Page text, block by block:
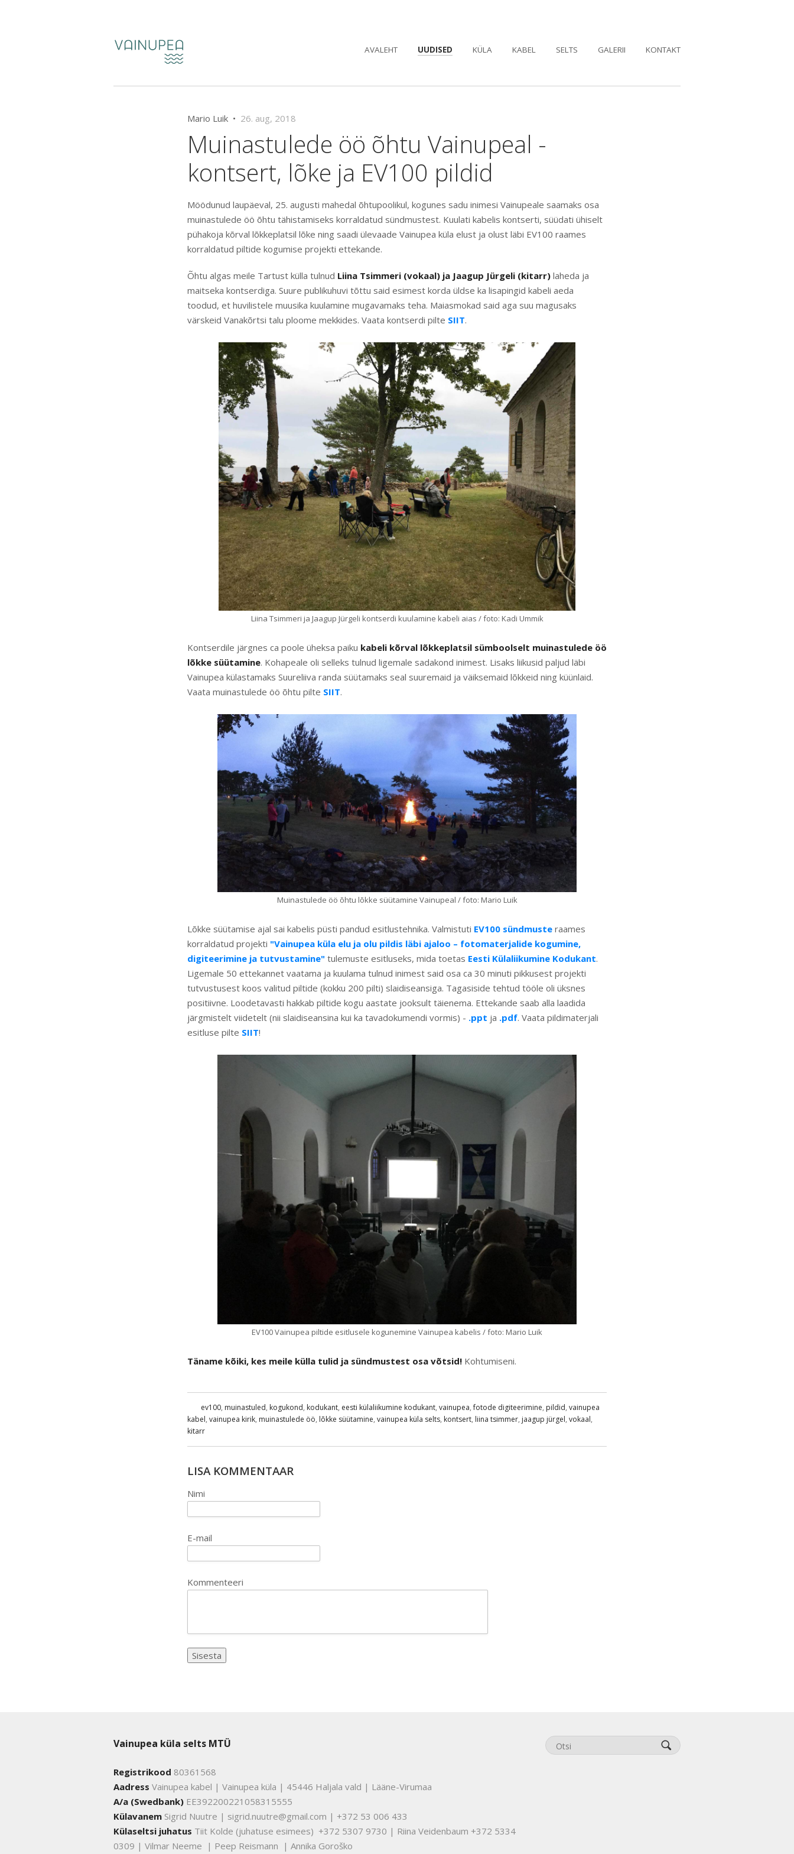
AVALEHT UUDISED KÜLA KABEL SELTS GALERII KONTAKT
Mario Luik • 26. aug, 2018
Muinastulede öö õhtu Vainupeal -
kontsert, lõke ja EV100 pildid
Möödunud laupäeval, 25. augusti mahedal õhtupoolikul, kogunes sadu inimesi Vainupeale saamaks osa
muinastulede öö õhtu tähistamiseks korraldatud sündmustest. Kuulati kabelis kontserti, süüdati ühiselt
pühakoja kõrval lõkkeplatsil lõke ning saadi ülevaade Vainupea küla elust ja olust läbi EV100 raames
korraldatud piltide kogumise projekti ettekande.
Õhtu algas meile Tartust külla tulnud Liina Tsimmeri (vokaal) ja Jaagup Jürgeli (kitarr) laheda ja
maitseka kontserdiga. Suure publikuhuvi tõttu said esimest korda üldse ka lisapingid kabeli aeda
toodud, et huvilistele muusika kuulamine mugavamaks teha. Maiasmokad said aga suu magusaks
värskeid Vanakõrtsi talu ploome mekkides. Vaata kontserdi pilte SIIT.
Liina Tsimmeri ja Jaagup Jürgeli kontserdi kuulamine kabeli aias / foto: Kadi Ummik
Kontserdile järgnes ca poole üheksa paiku kabeli kõrval lõkkeplatsil sümboolselt muinastulede öö
lõkke süütamine. Kohapeale oli selleks tulnud ligemale sadakond inimest. Lisaks liikusid paljud läbi
Vainupea külastamaks Suureliiva randa süütamaks seal suuremaid ja väiksemaid lõkkeid ning küünlaid.
Vaata muinastulede öö õhtu pilte SIIT.
Muinastulede öö õhtu lõkke süütamine Vainupeal / foto: Mario Luik
Lõkke süütamise ajal sai kabelis püsti pandud esitlustehnika. Valmistuti EV100 sündmuste raames
korraldatud projekti "Vainupea küla elu ja olu pildis läbi ajaloo – fotomaterjalide kogumine,
digiteerimine ja tutvustamine" tulemuste esitluseks, mida toetas Eesti Külaliikumine Kodukant.
Ligemale 50 ettekannet vaatama ja kuulama tulnud inimest said osa ca 30 minuti pikkusest projekti
tutvustusest koos valitud piltide (kokku 200 pilti) slaidiseansiga. Tagasiside tehtud tööle oli üksnes
positiivne. Loodetavasti hakkab piltide kogu aastate jooksult täienema. Ettekande saab alla laadida
järgmistelt viidetelt (nii slaidiseansina kui ka tavadokumendi vormis) - .ppt ja .pdf. Vaata pildimaterjali
esitluse pilte SIIT!
EV100 Vainupea piltide esitlusele kogunemine Vainupea kabelis / foto: Mario Luik
Täname kõiki, kes meile külla tulid ja sündmustest osa võtsid! Kohtumiseni.
ev100, muinastuled, kogukond, kodukant, eesti külaliikumine kodukant, vainupea,fotode digiteerimine, pildid, vainupea
kabel, vainupea kirik, muinastulede öö, lõkke süütamine, vainupea küla selts, kontsert, liina tsimmer, jaagup jürgel, vokaal,
kitarr
LISA KOMMENTAAR
Nimi
E-mail
Kommenteeri
Vainupea küla selts MTÜ
Registrikood 80361568
Aadress Vainupea kabel | Vainupea küla | 45446 Haljala vald | Lääne-Virumaa
A/a (Swedbank) EE392200221058315555
Külavanem Sigrid Nuutre | sigrid.nuutre@gmail.com | +372 53 006 433
Külaseltsi juhatus Tiit Kolde (juhatuse esimees) +372 5307 9730 | Riina Veidenbaum +372 5334
0309 | Vilmar Neeme | Peep Reismann | Annika Goroško